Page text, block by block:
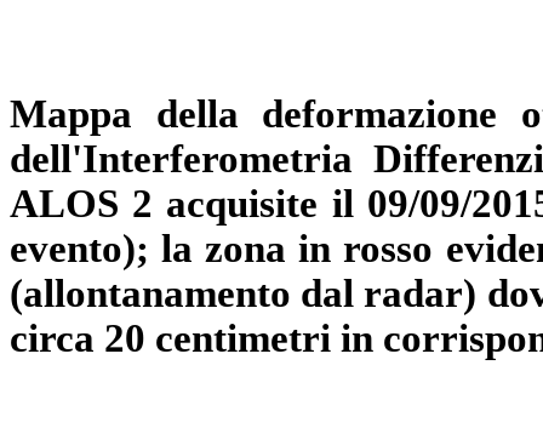
Mappa della deformazione
dell'Interferometria
ALOS 2 acquisite il 09/09/
evento); la zona in rosso
(allontanamento dal radar)
circa 20 centimetri in